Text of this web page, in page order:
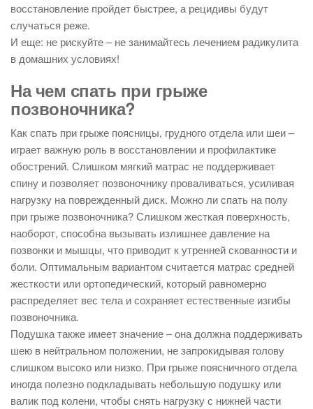
восстановление пройдет быстрее, а рецидивы будут
случаться реже.
И еще: не рискуйте – не занимайтесь лечением радикулита
в домашних условиях!
На чем спать при грыже
позвоночника?
Как спать при грыже поясницы, грудного отдела или шеи –
играет важную роль в восстановлении и профилактике
обострений. Слишком мягкий матрас не поддерживает
спину и позволяет позвоночнику проваливаться, усиливая
нагрузку на поврежденный диск. Можно ли спать на полу
при грыже позвоночника? Слишком жесткая поверхность,
наоборот, способна вызывать излишнее давление на
позвонки и мышцы, что приводит к утренней скованности и
боли. Оптимальным вариантом считается матрас средней
жесткости или ортопедический, который равномерно
распределяет вес тела и сохраняет естественные изгибы
позвоночника.
Подушка также имеет значение – она должна поддерживать
шею в нейтральном положении, не запрокидывая голову
слишком высоко или низко. При грыже поясничного отдела
иногда полезно подкладывать небольшую подушку или
валик под колени, чтобы снять нагрузку с нижней части